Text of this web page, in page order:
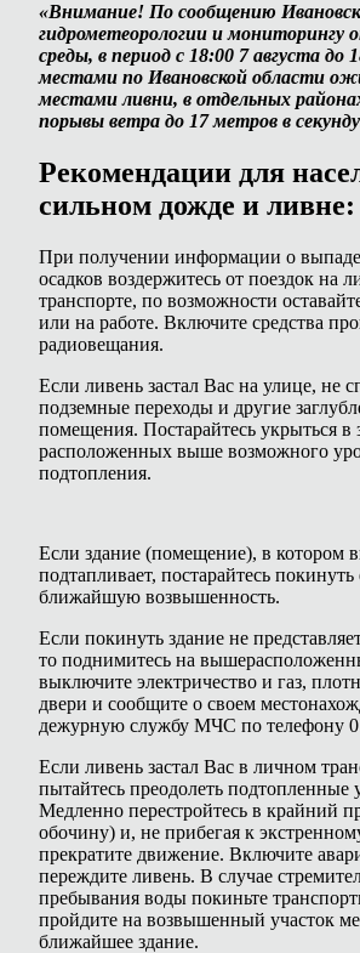
«Внимание! По сообщению
гидрометеорологии и мониторингу
среды, в период с 18:00 7 августа до
местами по Ивановской области
местами ливни, в отдельных районах
порывы ветра до 17 метров в
Рекомендации для
сильном дожде и ливне:
При получении информации о
осадков воздержитесь от поездок на
транспорте, по возможности
или на работе. Включите средства
радиовещания.
Если ливень застал Вас на улице, не
подземные переходы и другие
помещения. Постарайтесь укрыться в
расположенных выше возможного
подтопления.
Если здание (помещение), в котором
подтапливает, постарайтесь
ближайшую возвышенность.
Если покинуть здание не
то поднимитесь на
выключите электричество и газ,
двери и сообщите о своем
дежурную службу МЧС по телефону
Если ливень застал Вас в личном
пытайтесь преодолеть подтопленные
Медленно перестройтесь в крайний
обочину) и, не прибегая к
прекратите движение. Включите
переждите ливень. В случае
пребывания воды покиньте
пройдите на возвышенный участок
ближайшее здание.